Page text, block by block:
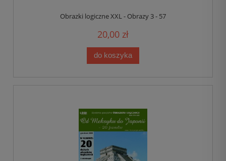
Obrazki logiczne XXL - Obrazy 3 - 57
20,00 zł
do koszyka